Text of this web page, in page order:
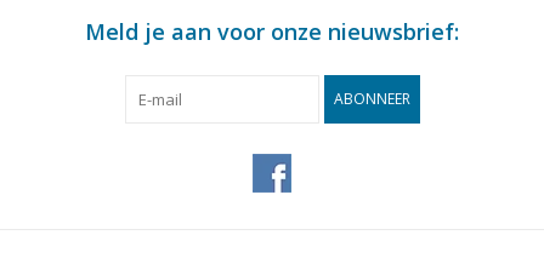
Meld je aan voor onze nieuwsbrief:
ABONNEER